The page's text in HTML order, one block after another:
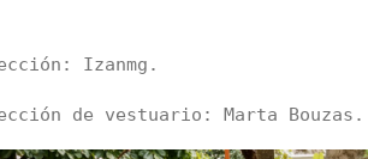
Izanmg.
de vestuario: Marta Bouzas.